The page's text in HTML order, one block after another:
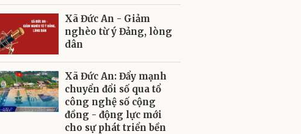
Xã Đức An - Giảm
nghèo từ ý Đảng, lòng
dân
Xã Đức An: Đẩy mạnh
chuyển đổi số qua tổ
công nghệ số cộng
đồng - động lực mới
cho sự phát triển bền
Gửi